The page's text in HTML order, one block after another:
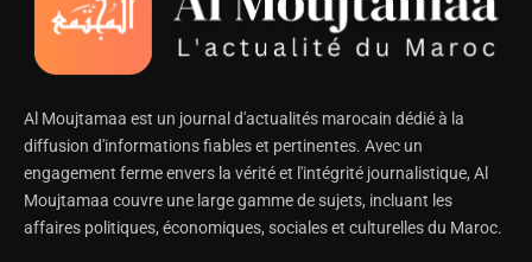
Al Moujtamaa est un journal d'actualités marocain dédié à la
diffusion d'informations fiables et pertinentes. Avec un
engagement ferme envers la vérité et l'intégrité journalistique, Al
Moujtamaa couvre une large gamme de sujets, incluant les
affaires politiques, économiques, sociales et culturelles du Maroc.